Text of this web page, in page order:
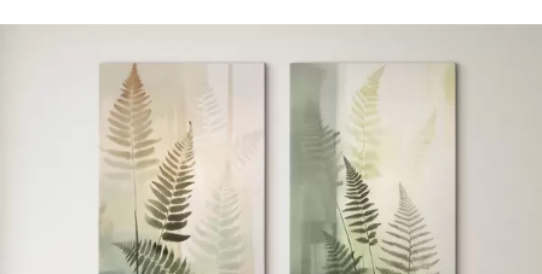
Від290.00грн
Яскраві, насичені кольори
Стійкість до вицвітання
Безпечне чорнило без запаху
Поверхня з текстурою полотна
Екологічний матеріал
Преміум